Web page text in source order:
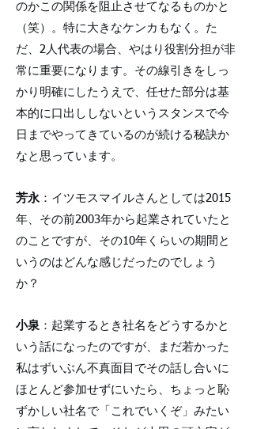
のかこの関係を阻止させてなるものかと
（笑）。特に大きなケンカもなく。た
だ、2人代表の場合、やはり役割分担が非
常に重要になります。その線引きをしっ
かり明確にしたうえで、任せた部分は基
本的に口出ししないというスタンスで今
日までやってきているのが続ける秘訣か
なと思っています。
芳永：イツモスマイルさんとしては2015
年、その前2003年から起業されていたと
のことですが、その10年くらいの期間と
いうのはどんな感じだったのでしょう
か？
小泉 ：起業するとき社名をどうするかと
いう話になったのですが、まだ若かった
私はずいぶん不真面目でその話し合いに
ほとんど参加せずにいたら、ちょっと恥
ずかしい社名で「これでいくぞ」みたい